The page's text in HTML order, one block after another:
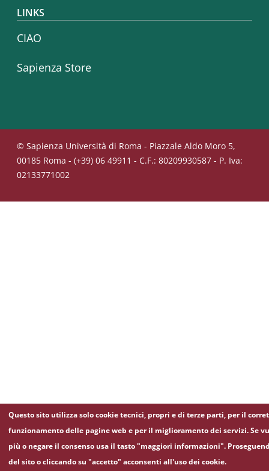
LINKS
CIAO
Sapienza Store
© Sapienza Università di Roma - Piazzale Aldo Moro 5,
00185 Roma - (+39) 06 49911 - C.F.: 80209930587 - P. Iva:
02133771002
Questo sito utilizza solo cookie tecnici, propri e di terze parti, per il
funzionamento delle pagine web e per il miglioramento dei servizi. Se
più o negare il consenso usa il tasto "maggiori informazioni".
del sito o cliccando su "accetto" acconsenti all'uso dei cookie.